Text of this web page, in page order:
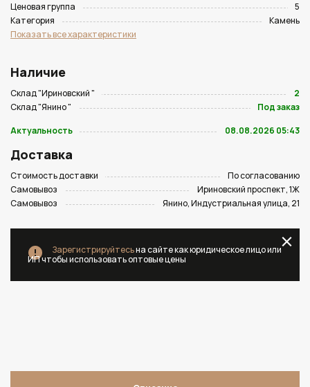
Ценовая группа
5
Категория
Камень
Показать все характеристики
Наличие
Склад "Ириновский "
2
Склад "Янино "
Под заказ
Актуальность
08.08.2026 05:43
Доставка
Стоимость доставки
По согласованию
Самовывоз
Ириновский проспект, 1Ж
Самовывоз
Янино, Индустриальная улица, 21
Зарегистрируйтесьна сайте как юридическое лицо или
ИП чтобы использовать оптовые цены